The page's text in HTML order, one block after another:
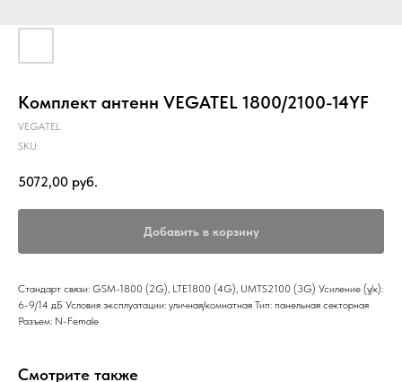
Комплект антенн VEGATEL 1800/2100-14YF
VEGATEL
SKU:
5072,00 руб.
Добавить в корзину
Стандарт связи: GSM-1800 (2G), LTE1800 (4G), UMTS2100 (3G) Усиление (у/к):
6-9/14 дБ Условия эксплуатации: уличная/комнатная Тип: панельная секторная
Разъем: N-Female
Смотрите также